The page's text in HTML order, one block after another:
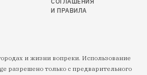
И ПРАВИЛА
и жизни вопреки. Использование
разрешено только с предварительного